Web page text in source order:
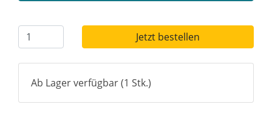
Jetzt bestellen
Ab Lager verfügbar (1 Stk.)